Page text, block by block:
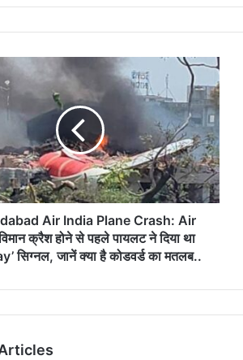
Air India Plane Crash: Air
क्रैश होने से पहले पायलट ने दिया था
सिग्नल, जानें क्या है कोडवर्ड का मतलब..